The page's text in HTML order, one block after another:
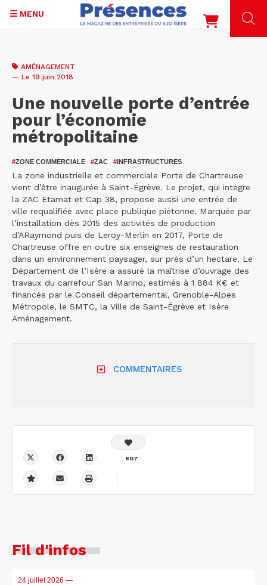
contenu
MENU
AMÉNAGEMENT
— Le 19 juin 2018
Une nouvelle porte d’entrée
pour l’économie
métropolitaine
#ZONE COMMERCIALE #ZAC #INFRASTRUCTURES
La zone industrielle et commerciale Porte de Chartreuse
vient d’être inaugurée à Saint-Égrève. Le projet, qui intègre
la ZAC Etamat et Cap 38, propose aussi une entrée de
ville requalifiée avec place publique piétonne. Marquée par
l’installation dès 2015 des activités de production
d’ARaymond puis de Leroy-Merlin en 2017, Porte de
Chartreuse offre en outre six enseignes de restauration
dans un environnement paysager, sur près d’un hectare. Le
Département de l’Isère a assuré la maîtrise d’ouvrage des
travaux du carrefour San Marino, estimés à 1 884 K€ et
financés par le Conseil départemental, Grenoble-Alpes
Métropole, le SMTC, la Ville de Saint-Égrève et Isère
Aménagement.
COMMENTAIRES
807
Fil d'infos
24 juillet 2026 —